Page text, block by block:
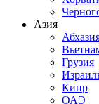
Азия
Грузия
Кипр
ОАЭ